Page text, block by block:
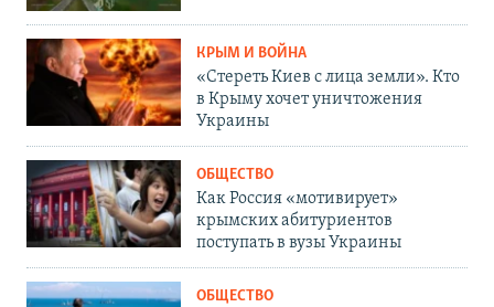
КРЫМ И ВОЙНА
«Стереть Киев с лица земли». Кто
в Крыму хочет уничтожения
Украины
ОБЩЕСТВО
Как Россия «мотивирует»
крымских абитуриентов
поступать в вузы Украины
ОБЩЕСТВО